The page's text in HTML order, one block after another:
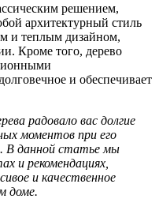
решением,
архитектурный стиль
и теплым дизайном,
Кроме того, дерево
и обеспечивает
радовало вас долгие
моментов при его
В данной статье мы
и рекомендациях,
и качественное
доме.